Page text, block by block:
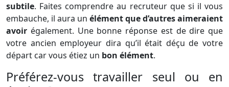
subtile. Faites comprendre au recruteur que si il vous
embauche, il aura un élément que d’autres aimeraient
avoir également. Une bonne réponse est de dire que
votre ancien employeur dira qu’il était déçu de votre
départ car vous étiez un bon élément.
Préférez-vous travailler seul ou en